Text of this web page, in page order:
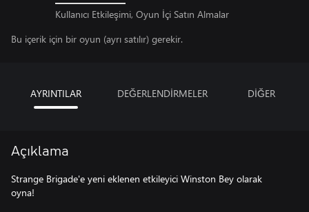
Kullanıcı Etkileşimi, Oyun İçi Satın Almalar
Bu içerik için bir oyun (ayrı satılır) gerekir.
AYRINTILAR DEĞERLENDİRMELER DİĞER
Açıklama
Strange Brigade'e yeni eklenen etkileyici Winston Bey olarak
oyna!